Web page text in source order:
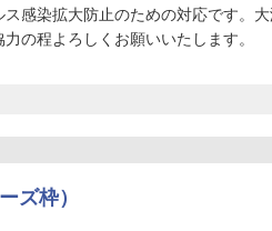
感染拡大防止のための対応です。
の程よろしくお願いいたします。
ズ枠）